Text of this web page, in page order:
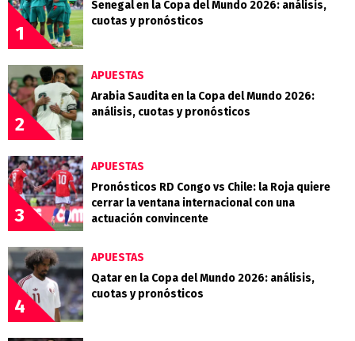
1
Senegal en la Copa del Mundo 2026: análisis,
cuotas y pronósticos
2
APUESTAS
Arabia Saudita en la Copa del Mundo 2026:
análisis, cuotas y pronósticos
3
APUESTAS
Pronósticos RD Congo vs Chile: la Roja quiere
cerrar la ventana internacional con una
actuación convincente
4
APUESTAS
Qatar en la Copa del Mundo 2026: análisis,
cuotas y pronósticos